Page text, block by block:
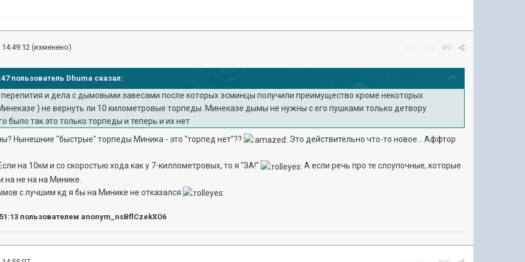
#9
(изменено)
пользователь Dhuma сказал:
перепития и дела с дымовыми завесами после которых эсминцы получили преимущество кроме некоторых
) не вернуть ли 10 километровые торпеды. Минеказе дымы не нужны с его пушками только детвору
было так это только торпеды и теперь и их нет
Нынешние "быстрые" торпеды Миника - это "торпед нет"??
Это действительно что-то новое... Аффтор
на 10км и со скоростью хода как у 7-киллометровых, то я "ЗА!"
А если речь про те слоупочные, которые
на не на на Минике.
с лучшим кд я бы на Минике не отказался
пользователем anonym_nsBflCzekXO6